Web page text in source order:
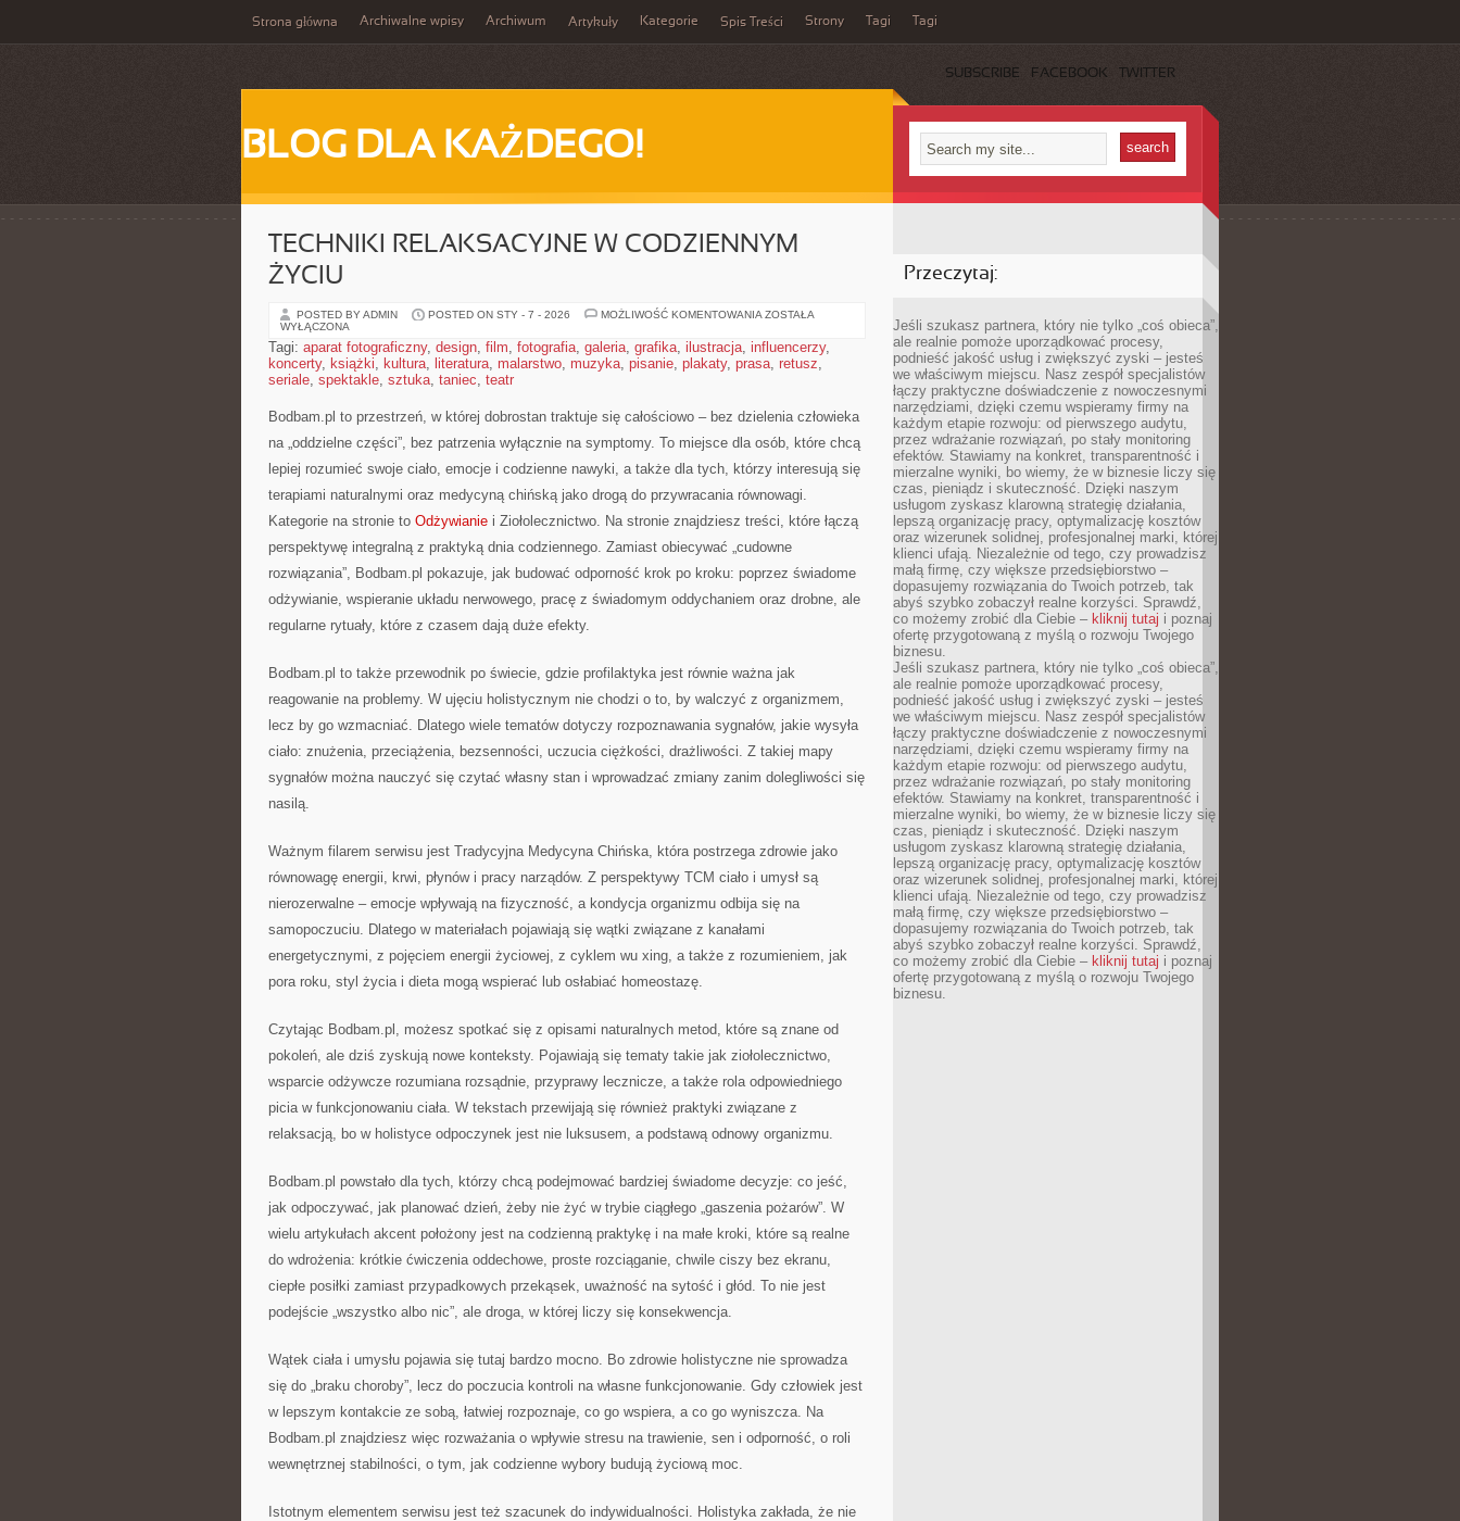
Strona główna Archiwalne wpisy Archiwum Artykuły Kategorie Spis Treści Strony Tagi Tagi
SUBSCRIBE FACEBOOK TWITTER
BLOG DLA KAŻDEGO!
TECHNIKI RELAKSACYJNE W CODZIENNYM
ŻYCIU
POSTED BY ADMIN POSTED ON STY - 7 - 2026 MOŻLIWOŚĆ KOMENTOWANIA TECHNIKI
CODZIENNYM
ŻYCIU
ZOSTAŁA
WYŁĄCZONA
Tagi: aparat fotograficzny, design, film, fotografia, galeria, grafika, ilustracja, influencerzy,
koncerty, książki, kultura, literatura, malarstwo, muzyka, pisanie, plakaty, prasa, retusz,
seriale, spektakle, sztuka, taniec, teatr
Bodbam.pl to przestrzeń, w której dobrostan traktuje się całościowo – bez dzielenia człowieka
na „oddzielne części”, bez patrzenia wyłącznie na symptomy. To miejsce dla osób, które chcą
lepiej rozumieć swoje ciało, emocje i codzienne nawyki, a także dla tych, którzy interesują się
terapiami naturalnymi oraz medycyną chińską jako drogą do przywracania równowagi.
Kategorie na stronie to Odżywianie i Ziołolecznictwo. Na stronie znajdziesz treści, które łączą
perspektywę integralną z praktyką dnia codziennego. Zamiast obiecywać „cudowne
rozwiązania”, Bodbam.pl pokazuje, jak budować odporność krok po kroku: poprzez świadome
odżywianie, wspieranie układu nerwowego, pracę z świadomym oddychaniem oraz drobne, ale
regularne rytuały, które z czasem dają duże efekty.
Bodbam.pl to także przewodnik po świecie, gdzie profilaktyka jest równie ważna jak
reagowanie na problemy. W ujęciu holistycznym nie chodzi o to, by walczyć z organizmem,
lecz by go wzmacniać. Dlatego wiele tematów dotyczy rozpoznawania sygnałów, jakie wysyła
ciało: znużenia, przeciążenia, bezsenności, uczucia ciężkości, drażliwości. Z takiej mapy
sygnałów można nauczyć się czytać własny stan i wprowadzać zmiany zanim dolegliwości się
nasilą.
Ważnym filarem serwisu jest Tradycyjna Medycyna Chińska, która postrzega zdrowie jako
równowagę energii, krwi, płynów i pracy narządów. Z perspektywy TCM ciało i umysł są
nierozerwalne – emocje wpływają na fizyczność, a kondycja organizmu odbija się na
samopoczuciu. Dlatego w materiałach pojawiają się wątki związane z kanałami
energetycznymi, z pojęciem energii życiowej, z cyklem wu xing, a także z rozumieniem, jak
pora roku, styl życia i dieta mogą wspierać lub osłabiać homeostazę.
Czytając Bodbam.pl, możesz spotkać się z opisami naturalnych metod, które są znane od
pokoleń, ale dziś zyskują nowe konteksty. Pojawiają się tematy takie jak ziołolecznictwo,
wsparcie odżywcze rozumiana rozsądnie, przyprawy lecznicze, a także rola odpowiedniego
picia w funkcjonowaniu ciała. W tekstach przewijają się również praktyki związane z
relaksacją, bo w holistyce odpoczynek jest nie luksusem, a podstawą odnowy organizmu.
Bodbam.pl powstało dla tych, którzy chcą podejmować bardziej świadome decyzje: co jeść,
jak odpoczywać, jak planować dzień, żeby nie żyć w trybie ciągłego „gaszenia pożarów”. W
wielu artykułach akcent położony jest na codzienną praktykę i na małe kroki, które są realne
do wdrożenia: krótkie ćwiczenia oddechowe, proste rozciąganie, chwile ciszy bez ekranu,
ciepłe posiłki zamiast przypadkowych przekąsek, uważność na sytość i głód. To nie jest
podejście „wszystko albo nic”, ale droga, w której liczy się konsekwencja.
Wątek ciała i umysłu pojawia się tutaj bardzo mocno. Bo zdrowie holistyczne nie sprowadza
się do „braku choroby”, lecz do poczucia kontroli na własne funkcjonowanie. Gdy człowiek jest
w lepszym kontakcie ze sobą, łatwiej rozpoznaje, co go wspiera, a co go wyniszcza. Na
Bodbam.pl znajdziesz więc rozważania o wpływie stresu na trawienie, sen i odporność, o roli
wewnętrznej stabilności, o tym, jak codzienne wybory budują życiową moc.
Istotnym elementem serwisu jest też szacunek do indywidualności. Holistyka zakłada, że nie
Przeczytaj:
Jeśli szukasz partnera, który nie tylko „coś obieca”,
ale realnie pomoże uporządkować procesy,
podnieść jakość usług i zwiększyć zyski – jesteś
we właściwym miejscu. Nasz zespół specjalistów
łączy praktyczne doświadczenie z nowoczesnymi
narzędziami, dzięki czemu wspieramy firmy na
każdym etapie rozwoju: od pierwszego audytu,
przez wdrażanie rozwiązań, po stały monitoring
efektów. Stawiamy na konkret, transparentność i
mierzalne wyniki, bo wiemy, że w biznesie liczy się
czas, pieniądz i skuteczność. Dzięki naszym
usługom zyskasz klarowną strategię działania,
lepszą organizację pracy, optymalizację kosztów
oraz wizerunek solidnej, profesjonalnej marki, której
klienci ufają. Niezależnie od tego, czy prowadzisz
małą firmę, czy większe przedsiębiorstwo –
dopasujemy rozwiązania do Twoich potrzeb, tak
abyś szybko zobaczył realne korzyści. Sprawdź,
co możemy zrobić dla Ciebie – kliknij tutaj i poznaj
ofertę przygotowaną z myślą o rozwoju Twojego
biznesu.
Jeśli szukasz partnera, który nie tylko „coś obieca”,
ale realnie pomoże uporządkować procesy,
podnieść jakość usług i zwiększyć zyski – jesteś
we właściwym miejscu. Nasz zespół specjalistów
łączy praktyczne doświadczenie z nowoczesnymi
narzędziami, dzięki czemu wspieramy firmy na
każdym etapie rozwoju: od pierwszego audytu,
przez wdrażanie rozwiązań, po stały monitoring
efektów. Stawiamy na konkret, transparentność i
mierzalne wyniki, bo wiemy, że w biznesie liczy się
czas, pieniądz i skuteczność. Dzięki naszym
usługom zyskasz klarowną strategię działania,
lepszą organizację pracy, optymalizację kosztów
oraz wizerunek solidnej, profesjonalnej marki, której
klienci ufają. Niezależnie od tego, czy prowadzisz
małą firmę, czy większe przedsiębiorstwo –
dopasujemy rozwiązania do Twoich potrzeb, tak
abyś szybko zobaczył realne korzyści. Sprawdź,
co możemy zrobić dla Ciebie – kliknij tutaj i poznaj
ofertę przygotowaną z myślą o rozwoju Twojego
biznesu.